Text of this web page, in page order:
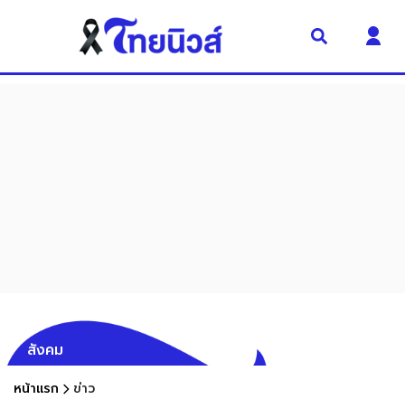
สังคม
หน้าแรก ข่าว